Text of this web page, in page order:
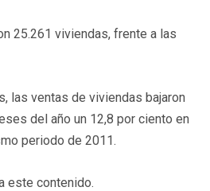
25.261 viviendas, frente a las
las ventas de viviendas bajaron
del año un 12,8 por ciento en
periodo de 2011.
este contenido.